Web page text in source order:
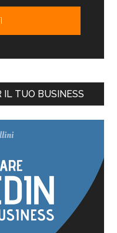
IL TUO BUSINESS